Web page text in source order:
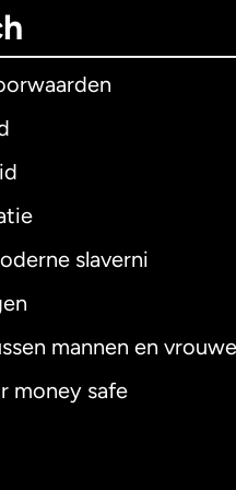
slaverni
mannen en
money safe
Australië